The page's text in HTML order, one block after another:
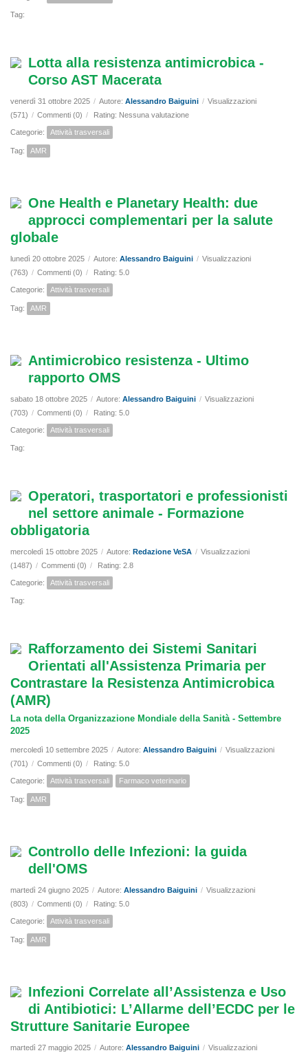
Tag:
Lotta alla resistenza antimicrobica -
Corso AST Macerata
venerdì 31 ottobre 2025 / Autore: Alessandro Baiguini / Visualizzazioni
(571) / Commenti (0) / Rating: Nessuna valutazione
Categorie: Attività trasversali
Tag: AMR
One Health e Planetary Health: due
approcci complementari per la salute
globale
lunedì 20 ottobre 2025 / Autore: Alessandro Baiguini / Visualizzazioni
(763) / Commenti (0) / Rating: 5.0
Categorie: Attività trasversali
Tag: AMR
Antimicrobico resistenza - Ultimo
rapporto OMS
sabato 18 ottobre 2025 / Autore: Alessandro Baiguini / Visualizzazioni
(703) / Commenti (0) / Rating: 5.0
Categorie: Attività trasversali
Tag:
Operatori, trasportatori e professionisti
nel settore animale - Formazione
obbligatoria
mercoledì 15 ottobre 2025 / Autore: Redazione VeSA / Visualizzazioni
(1487) / Commenti (0) / Rating: 2.8
Categorie: Attività trasversali
Tag:
Rafforzamento dei Sistemi Sanitari
Orientati all'Assistenza Primaria per
Contrastare la Resistenza Antimicrobica
(AMR)
La nota della Organizzazione Mondiale della Sanità - Settembre
2025
mercoledì 10 settembre 2025 / Autore: Alessandro Baiguini / Visualizzazioni
(701) / Commenti (0) / Rating: 5.0
Categorie: Attività trasversali Farmaco veterinario
Tag: AMR
Controllo delle Infezioni: la guida
dell'OMS
martedì 24 giugno 2025 / Autore: Alessandro Baiguini / Visualizzazioni
(803) / Commenti (0) / Rating: 5.0
Categorie: Attività trasversali
Tag: AMR
Infezioni Correlate all’Assistenza e Uso
di Antibiotici: L’Allarme dell’ECDC per le
Strutture Sanitarie Europee
martedì 27 maggio 2025 / Autore: Alessandro Baiguini / Visualizzazioni